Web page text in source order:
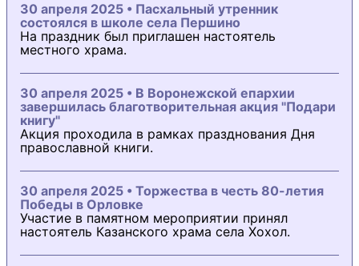
30 апреля 2025 • Пасхальный утренник
состоялся в школе села Першино
На праздник был приглашен настоятель
местного храма.
30 апреля 2025 • В Воронежской епархии
завершилась благотворительная акция "Подари
книгу"
Акция проходила в рамках празднования Дня
православной книги.
30 апреля 2025 • Торжества в честь 80-летия
Победы в Орловке
Участие в памятном мероприятии принял
настоятель Казанского храма села Хохол.